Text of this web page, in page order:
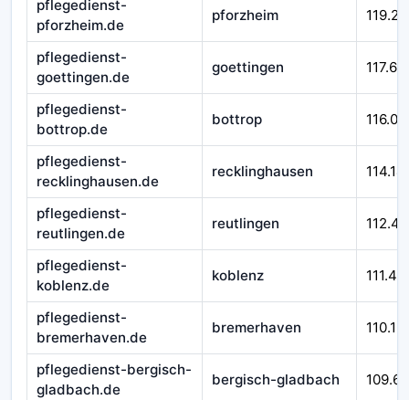
pflegedienst-
pforzheim.de
pforzheim
pflegedienst-
goettingen.de
goettingen
pflegedienst-
bottrop.de
bottrop
pflegedienst-
recklinghausen.de
recklinghausen
pflegedienst-
reutlingen.de
reutlingen
pflegedienst-
koblenz.de
koblenz
pflegedienst-
bremerhaven.de
bremerhaven
pflegedienst-bergisch-
gladbach.de
bergisch-gladbach